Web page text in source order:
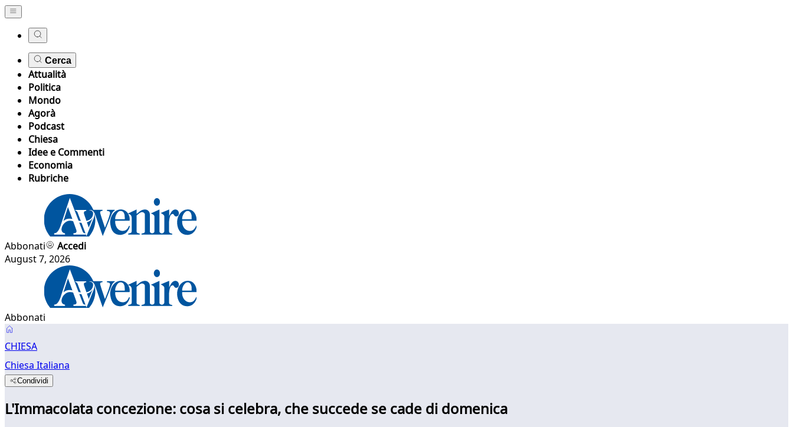
Cerca
Attualità
Politica
Mondo
Agorà
Podcast
Chiesa
Idee e Commenti
Economia
Rubriche
Abbonati
Accedi
August 7, 2026
Abbonati
CHIESA
Chiesa Italiana
Condividi
L'Immacolata concezione: cosa si celebra, che succede se cade di domenica